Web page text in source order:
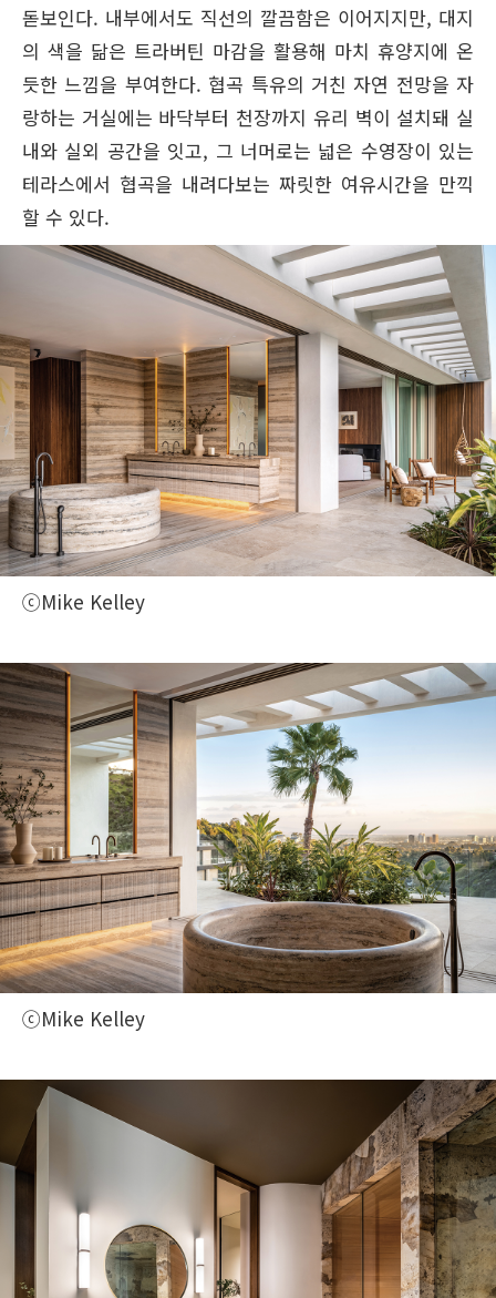
돋보인다. 내부에서도 직선의 깔끔함은 이어지지만, 대지
의 색을 닮은 트라버틴 마감을 활용해 마치 휴양지에 온
듯한 느낌을 부여한다. 협곡 특유의 거친 자연 전망을 자
랑하는 거실에는 바닥부터 천장까지 유리 벽이 설치돼 실
내와 실외 공간을 잇고, 그 너머로는 넓은 수영장이 있는
테라스에서 협곡을 내려다보는 짜릿한 여유시간을 만끽
할 수 있다.
ⓒMike Kelley
ⓒMike Kelley